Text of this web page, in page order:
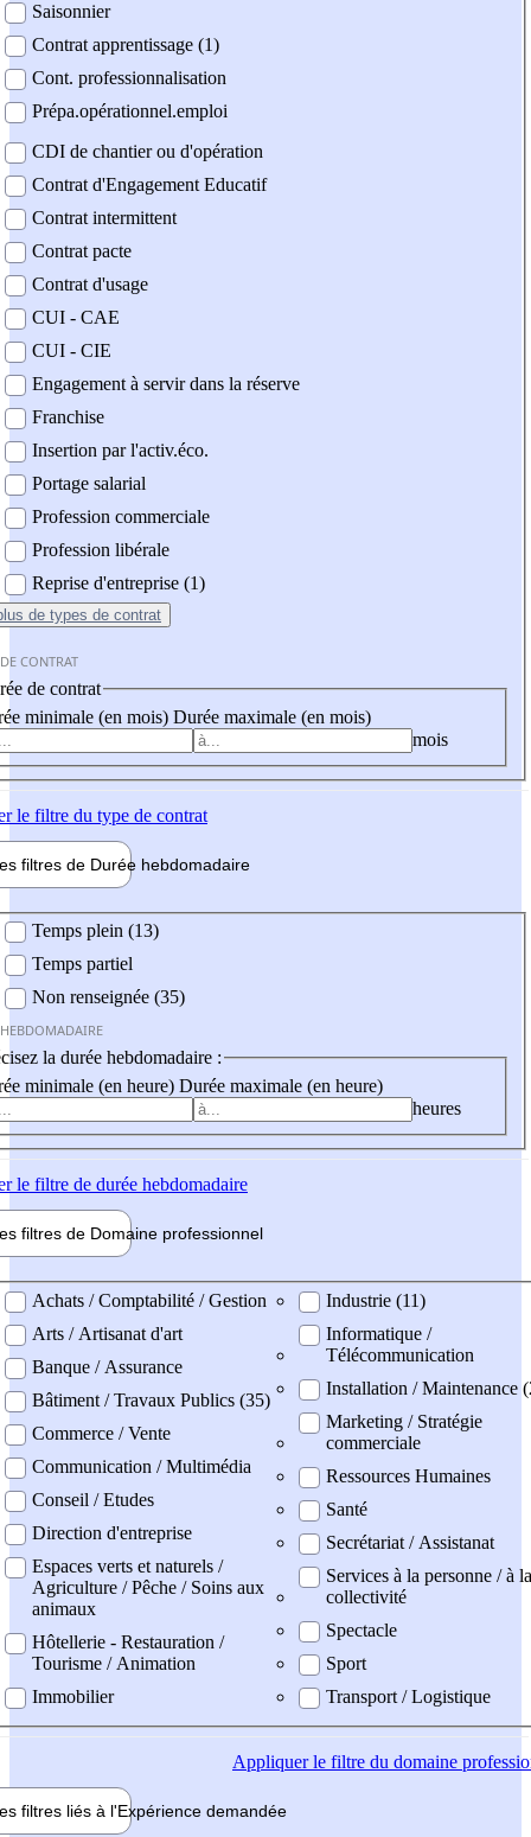
Saisonnier
Contrat apprentissage (1)
Cont. professionnalisation
Prépa.opérationnel.emploi
CDI de chantier ou d'opération
Contrat d'Engagement Educatif
Contrat intermittent
Contrat pacte
Contrat d'usage
CUI - CAE
CUI - CIE
Engagement à servir dans la réserve
Franchise
Insertion par l'activ.éco.
Portage salarial
Profession commerciale
Profession libérale
Reprise d'entreprise (1)
de types de contrat
CONTRAT
de contrat
minimale (en mois) Durée maximale (en mois)
mois
le filtre du type de contrat
filtres de Durée hebdomadaire
Temps plein (13)
Temps partiel
Non renseignée (35)
la durée hebdomadaire :
minimale (en heure) Durée maximale (en heure)
heures
le filtre de durée hebdomadaire
filtres de Domaine professionnel
professionel
Achats / Comptabilité / Gestion
Arts / Artisanat d'art
Banque / Assurance
Bâtiment / Travaux Publics (35)
Commerce / Vente
Communication / Multimédia
Conseil / Etudes
Direction d'entreprise
Espaces verts et naturels /
Agriculture / Pêche / Soins aux
animaux
Hôtellerie - Restauration /
Tourisme / Animation
Immobilier
Industrie (11)
Informatique /
Télécommunication
Installation / Maintenance
Marketing / Stratégie
commerciale
Ressources Humaines
Santé
Secrétariat / Assistanat
Services à la personne / à la
collectivité
Spectacle
Sport
Transport / Logistique
Appliquerle filtre du domaine
filtres liés à l'Expérience demandée